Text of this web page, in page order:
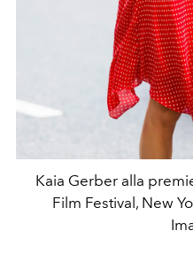
Kaia Gerber alla
Film Festival, New